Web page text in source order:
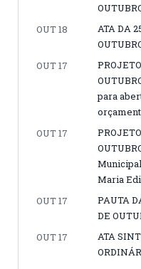
OUT 18
ATA DA
OUT 17
para
OUT 17
Maria
OUT 17
PAUTA
DE
OUT 17
ATA